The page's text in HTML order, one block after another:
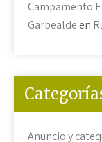
Campamento
Garbealdeen
Anuncio y